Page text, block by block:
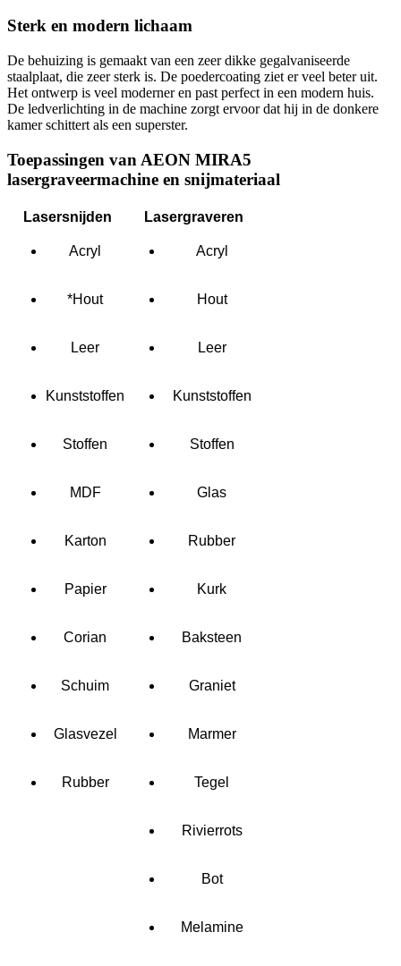
Sterk en modern lichaam
De behuizing is gemaakt van een zeer dikke gegalvaniseerde
staalplaat, die zeer sterk is. De poedercoating ziet er veel beter uit.
Het ontwerp is veel moderner en past perfect in een modern huis.
De ledverlichting in de machine zorgt ervoor dat hij in de donkere
kamer schittert als een superster.
Toepassingen van AEON MIRA5
lasergraveermachine en snijmateriaal
Lasersnijden Lasergraveren
Acryl Acryl
*Hout Hout
Leer Leer
Kunststoffen Kunststoffen
Stoffen Stoffen
MDF Glas
Karton Rubber
Papier Kurk
Corian Baksteen
Schuim Graniet
Glasvezel Marmer
Rubber Tegel
Rivierrots
Bot
Melamine